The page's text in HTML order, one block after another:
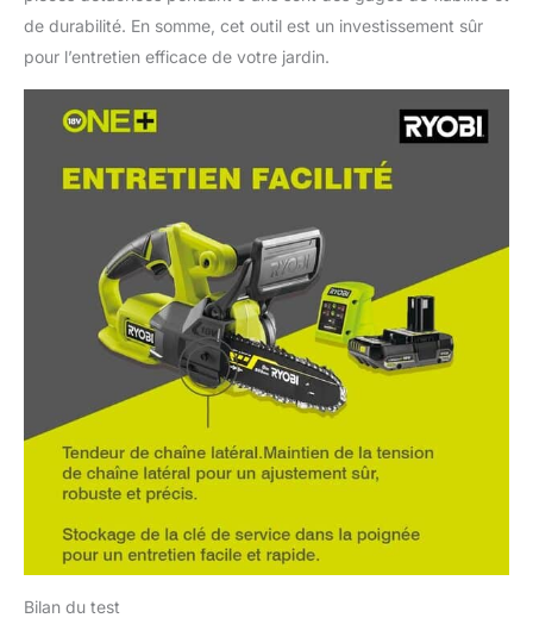
de durabilité. En somme, cet outil est un investissement sûr
pour l’entretien efficace de votre jardin.
Bilan du test